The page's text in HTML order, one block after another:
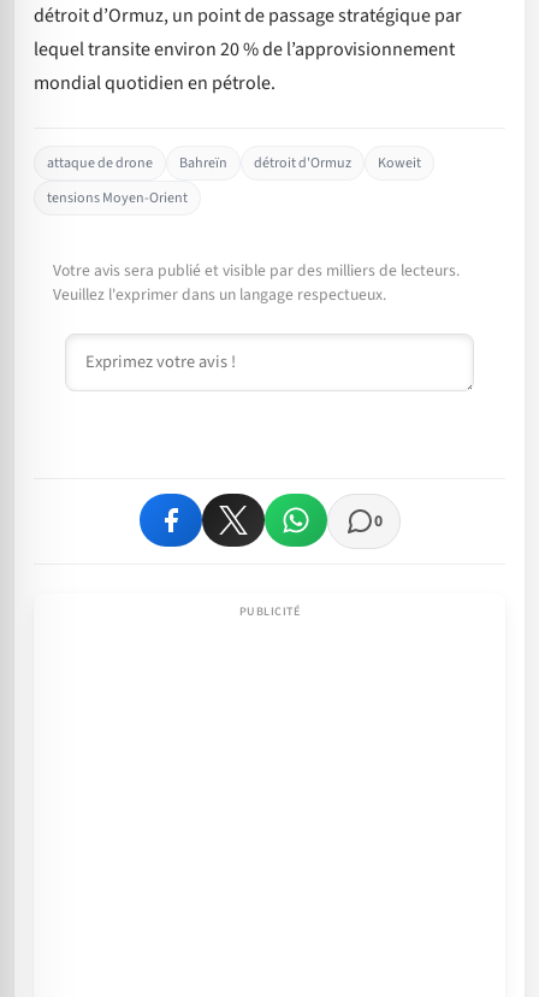
détroit d’Ormuz, un point de passage stratégique par
lequel transite environ 20 % de l’approvisionnement
mondial quotidien en pétrole.
attaque de drone Bahreïn détroit d'Ormuz
Koweit
tensions Moyen-Orient
Votre avis sera publié et visible par des milliers de lecteurs.
Veuillez l'exprimer dans un langage respectueux.
Commentaire
0